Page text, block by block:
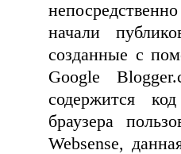
начали
созданные с
Google
содержится
браузера
Websense,